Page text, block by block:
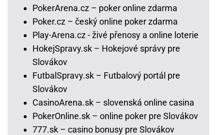
PokerArena.cz – poker online zdarma
Poker.cz – český online poker zdarma
Play-Arena.cz - živé přenosy a online loterie
HokejSpravy.sk – Hokejové správy pre
Slovákov
FutbalSpravy.sk – Futbalový portál pre
Slovákov
CasinoArena.sk – slovenská online casina
PokerOnline.sk – online poker pre Slovákov
777.sk – casino bonusy pre Slovákov